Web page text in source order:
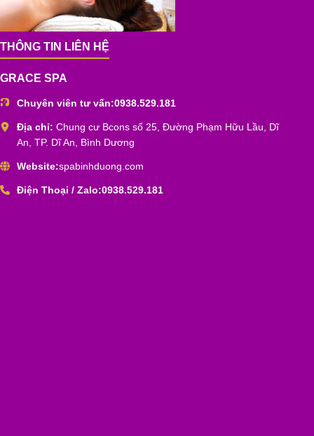
THÔNG TIN LIÊN HỆ
GRACE SPA
Chuyên viên tư vấn:0938.529.181
Địa chỉ: Chung cư Bcons số 25, Đường Phạm Hữu Lầu, Dĩ
An, TP. Dĩ An, Bình Dương
Website:spabinhduong.com
Điện Thoại / Zalo:0938.529.181